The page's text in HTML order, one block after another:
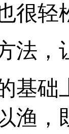
很轻
法，
基础
渔，